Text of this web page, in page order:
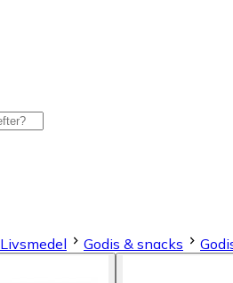
Livsmedel Godis & snacks